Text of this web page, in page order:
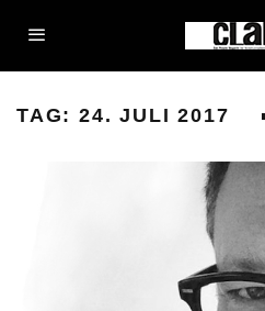
TAG: 24. JULI 2017